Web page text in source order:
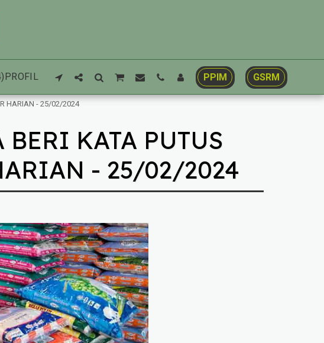
PPIM GSRM
HARIAN - 25/02/2024
KATA PUTUS
- 25/02/2024